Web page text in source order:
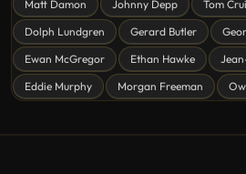
ดูหนังลึกลับ Mystery
ดูหนังอนิเมชั่น Animation
ดูหนังไซไฟ Sci-Fi
Matt Damon
Johnny Depp Tom
Dolph Lundgren
Gerard Butler
Ewan McGregor
Ethan Hawke
Eddie Murphy
Morgan Freeman